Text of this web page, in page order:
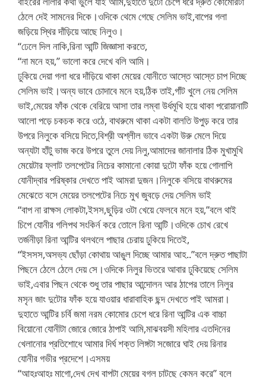
ঠেলে দেই সামনের দিকে।ওদিকে থেমে গেছে সেলিম ভাই,বাপের গলা
জড়িয়ে স্থির দাঁড়িয়ে আছে নিলুও।
“ঢেলে দিল নাকি,রিনা আন্টি জিজ্ঞাসা করতে,
“না মনে হয়,” ভালো করে দেখে বলি আমি।
ঢুকিয়ে দেয়া গলা ধরে দাঁড়িয়ে থাকা মেয়ের যোনীতে আস্তে আস্তে চাপ দিচ্ছে
সেলিম ভাই।অন্য ভাবে চোদাবে মনে হয়,ঠিক তাই,গাঁট খুলে নেয় সেলিম
ভাই,মেয়ের ফাঁক থেকে বেরিয়ে আসা তার লম্বা উর্ধমূখি হয়ে থাকা পরোয়ানাটি
আলো পড়ে চকচক করে ওঠে, বাথরুমে থাকা একটা বালতি উপুড় করে তার
উপরে নিলুকে বসিয়ে দিতে,বিশ্রী অশ্লীল ভাবে একটা উরু মেলে দিয়ে
অন্যটা হাঁটু ভাজ করে উপরে তুলে দেয় নিলু,আমাদের জানালার ঠিক মুখামুখি
মেয়েটার ফ্লাট তলপেটের নিচের কামানো কোয়া দুটো ফাঁক হয়ে গোলাপি
যোনীদ্বার পরিষ্কার দেখতে পাই আমরা দুজন।নিলুকে বসিয়ে বাথরুমের
মেঝেতে বসে মেয়ের তলপেটের নিচে মুখ জুবড়ে দেয় সেলিম ভাই
“বাপ না রাক্ষস লোকটা,ইসস,ছুড়ির ওটা খেয়ে ফেলবে মনে হয়,”বলে থাই
চিপে যোনীর গলিপথ সংকির্ন করে তোলে রিনা আন্টি।ওদিকে চোখ রেখে
তর্জনীড়া রিনা আন্টির থলথলে পাছার চেরায় ঢুকিয়ে দিতেই,
“ইসসস,অসভ্য ছোঁড়া কোথায় আঙুল দিচ্ছে আমার আহ..”বলে দ্রুত পাছাটা
পিছনে ঠেলে ঠেলে দেয় সে।ওদিকে নিলুর ভিতরে আবার ঢুকিয়েছে সেলিম
ভাই,এবার পিছন থেকে শুধু তার পাছার আন্দোলন আর ঠাপের তালে নিলুর
মসৃন জাং দুটোর ফাঁক হয়ে যাওয়ার ধারাবাহিক ছন্দ দেখতে পাই আমরা।
দুহাতে আন্টির চর্বি জমা নরম কোমোর চেপে ধরে রিনা আন্টির এক বাচ্চা
বিয়োনো যোনীটা জোরে জোরে ঠাপাই আমি,মাঝবয়সী মহিলার এতদিনের
খেলানোর প্রতিশোধে আমার দির্ঘ শক্ত লিঙ্গটা সজোরে ঘাই দেয় রিনার
যোনীর গভীর প্রদেশে।এসময়
“আহঃআহঃ মাগো,দেখ দেখ বাপটা মেয়ের বগল চাটছে কেমন করে” বলে